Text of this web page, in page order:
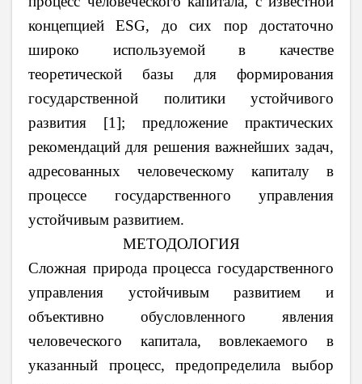
концепцией ESG, до сих пор достаточно
широко используемой в качестве
теоретической базы для формирования
государственной политики устойчивого
развития [1]; предложение практических
рекомендаций для решения важнейших задач,
адресованных человеческому капиталу в
процессе государственного управления
устойчивым развитием.
МЕТОДОЛОГИЯ
Сложная природа процесса государственного
управления устойчивым развитием и
объективно обусловленного явления
человеческого капитала, вовлекаемого в
указанный процесс, предопределила выбор